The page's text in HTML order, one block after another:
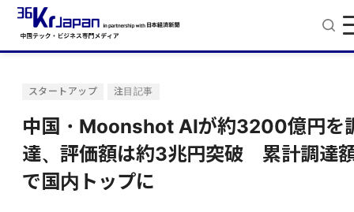
スタートアップ 注目記事
中国・Moonshot AIが約3200億円を
達、評価額は約3兆円突破 累計調達
で国内トップに